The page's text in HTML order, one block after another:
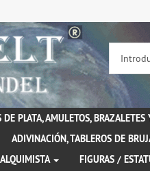
DE PLATA, AMULETOS, BRAZALETES
ADIVINACIÓN, TABLEROS DE
FIGURAS /